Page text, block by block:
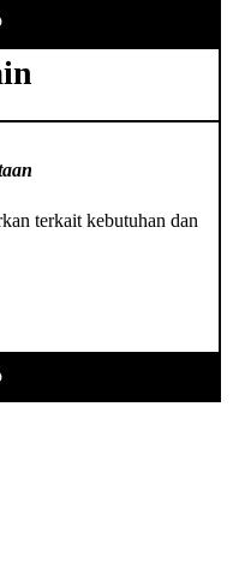
terkait kebutuhan dan